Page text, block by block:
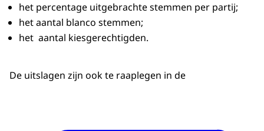
het percentage uitgebrachte stemmen per partij;
het aantal blanco stemmen;
het aantal kiesgerechtigden.
De uitslagen zijn ook te raaplegen in de